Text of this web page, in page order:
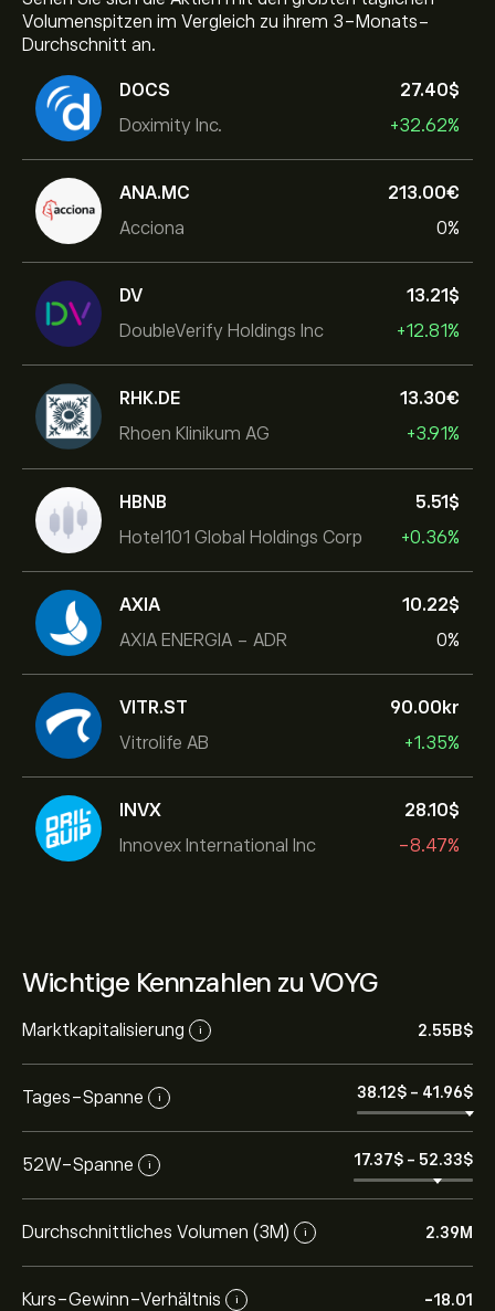
Volumenspitzen im Vergleich zu ihrem 3-Monats-
Durchschnitt an.
DOCS
Doximity Inc.
27.40‎$‎
+32.62%
ANA.MC
Acciona
213.00‎€‎
0%
DV
DoubleVerify Holdings Inc
13.21‎$‎
+12.81%
RHK.DE
Rhoen Klinikum AG
13.30‎€‎
+3.91%
HBNB
Hotel101 Global Holdings Corp
5.51‎$‎
+0.36%
AXIA
AXIA ENERGIA - ADR
10.22‎$‎
0%
VITR.ST
Vitrolife AB
90.00‎kr‎
+1.35%
INVX
Innovex International Inc
28.10‎$‎
-8.47%
Wichtige Kennzahlen zu VOYG
Marktkapitalisierung i 2.55B‎$‎
Tages-Spanne i 38.12‎$‎ - 41.96‎$‎
52W-Spanne i 17.37‎$‎ - 52.33‎$‎
Durchschnittliches Volumen (3M) i 2.39M
Kurs-Gewinn-Verhältnis i -18.01